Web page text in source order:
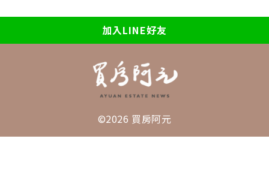
加入LINE好友
©2026 買房阿元